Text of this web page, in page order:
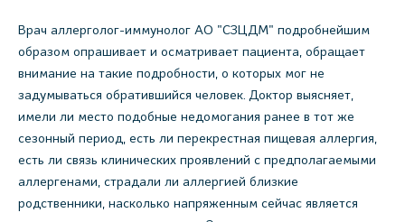
Врач аллерголог-иммунолог АО "СЗЦДМ" подробнейшим
образом опрашивает и осматривает пациента, обращает
внимание на такие подробности, о которых мог не
задумываться обратившийся человек. Доктор выясняет,
имели ли место подобные недомогания ранее в тот же
сезонный период, есть ли перекрестная пищевая аллергия,
есть ли связь клинических проявлений с предполагаемыми
аллергенами, страдали ли аллергией близкие
родственники, насколько напряженным сейчас является